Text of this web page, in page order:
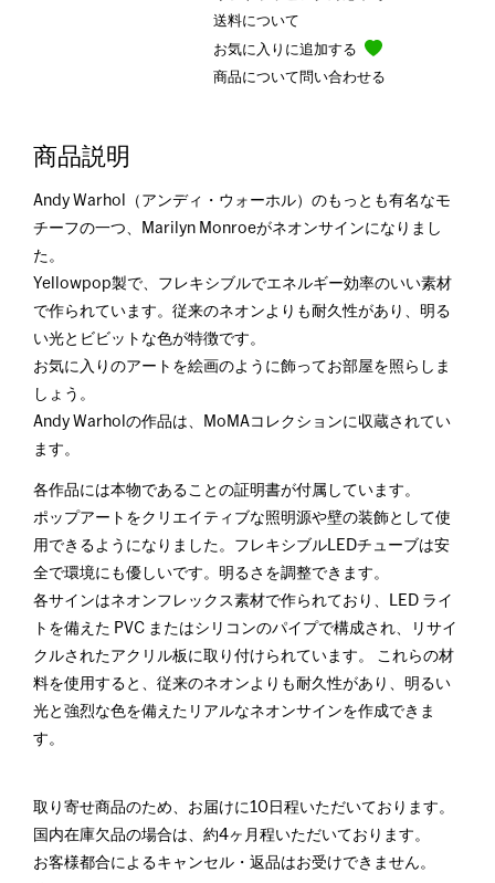
送料について
お気に入りに追加する
商品について問い合わせる
商品説明
Andy Warhol（アンディ・ウォーホル）のもっとも有名なモ
チーフの一つ、Marilyn Monroeがネオンサインになりまし
た。
Yellowpop製で、フレキシブルでエネルギー効率のいい素材
で作られています。従来のネオンよりも耐久性があり、明る
い光とビビットな色が特徴です。
お気に入りのアートを絵画のように飾ってお部屋を照らしま
しょう。
Andy Warholの作品は、MoMAコレクションに収蔵されてい
ます。
各作品には本物であることの証明書が付属しています。
ポップアートをクリエイティブな照明源や壁の装飾として使
用できるようになりました。フレキシブルLEDチューブは安
全で環境にも優しいです。明るさを調整できます。
各サインはネオンフレックス素材で作られており、LED ライ
トを備えた PVC またはシリコンのパイプで構成され、リサイ
クルされたアクリル板に取り付けられています。 これらの材
料を使用すると、従来のネオンよりも耐久性があり、明るい
光と強烈な色を備えたリアルなネオンサインを作成できま
す。
取り寄せ商品のため、お届けに10日程いただいております。
国内在庫欠品の場合は、約4ヶ月程いただいております。
お客様都合によるキャンセル・返品はお受けできません。